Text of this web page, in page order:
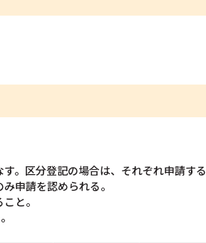
。区分登記の場合は、それぞれ申請する
申請を認められる。
と。